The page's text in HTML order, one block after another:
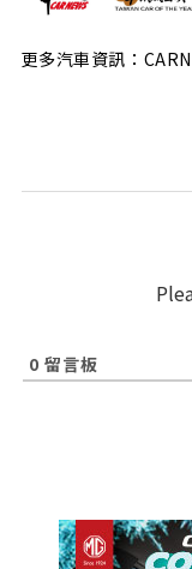
更多汽車資訊：
0 留言板